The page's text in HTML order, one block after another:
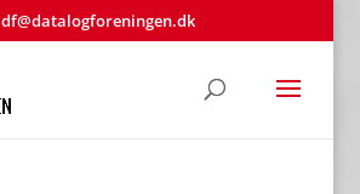
df@datalogforeningen.dk